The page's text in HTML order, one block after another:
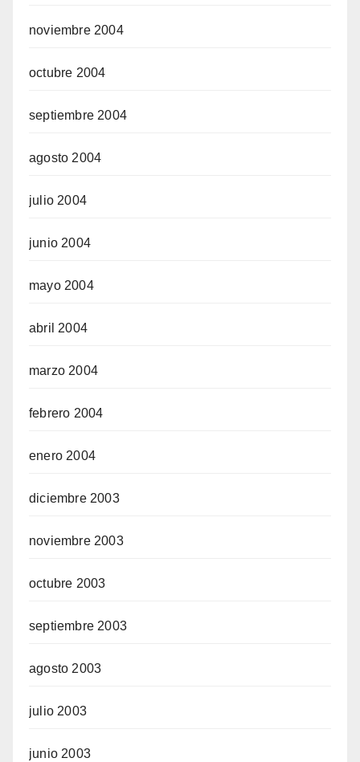
noviembre 2004
octubre 2004
septiembre 2004
agosto 2004
julio 2004
junio 2004
mayo 2004
abril 2004
marzo 2004
febrero 2004
enero 2004
diciembre 2003
noviembre 2003
octubre 2003
septiembre 2003
agosto 2003
julio 2003
junio 2003